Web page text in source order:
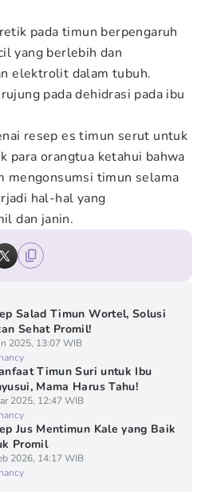
pada timun berpengaruh
yang berlebih dan
elektrolit dalam tubuh.
pada dehidrasi pada ibu
resep es timun serut untuk
para orangtua ketahui bahwa
mengonsumsi timun selama
hal-hal yang
dan janin.
Salad Timun Wortel, Solusi
Sehat Promil!
2025, 13:07 WIB
Timun Suri untuk Ibu
Mama Harus Tahu!
2025, 12:47 WIB
Jus Mentimun Kale yang Baik
Promil
2026, 14:17 WIB